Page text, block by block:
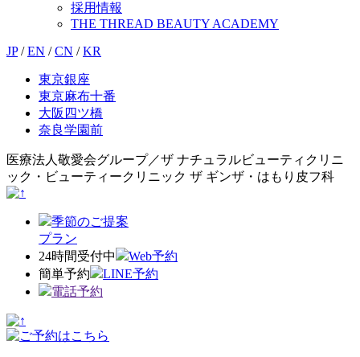
採用情報
THE THREAD BEAUTY ACADEMY
JP / EN / CN / KR
東京銀座
東京麻布十番
大阪四ツ橋
奈良学園前
医療法人敬愛会グループ／ザ ナチュラルビューティクリニ
ック・ビューティークリニック ザ ギンザ・はもり皮フ科
季節のご提案
プラン
24時間受付中
Web予約
簡単予約
LINE予約
電話予約